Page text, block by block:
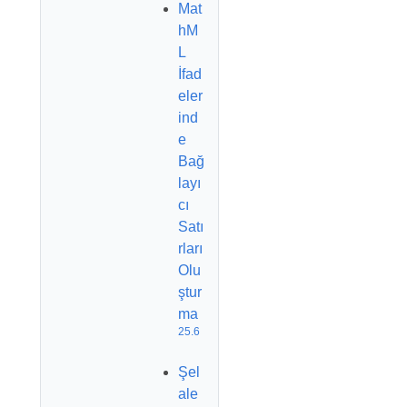
Mat
hM
L
İfad
eler
ind
e
Bağ
layı
cı
Satı
rları
Olu
ştur
ma
25.6
Şel
ale